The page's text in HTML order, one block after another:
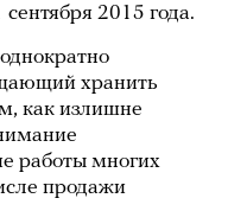
2015 года.
хранить
как излишне
работы многих
продажи